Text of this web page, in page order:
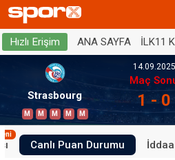
Hızlı Erişim ANA SAYFA İLK11
Strasbourg
M M M M M
14.09.2025
Maç
1 - 0
Canlı Puan Durumu